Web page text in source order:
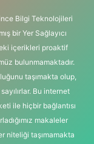
Bilgi Teknolojileri
bir Yer Sağlayıcı
içerikleri proaktif
bulunmamaktadır.
taşımakta olup,
Bu internet
ile hiçbir bağlantısı
makaleler
niteliği taşımamakta